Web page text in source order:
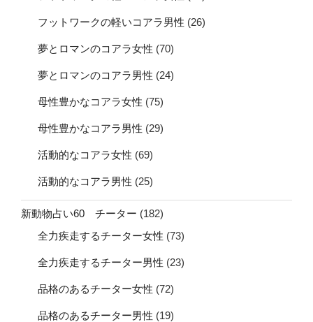
フットワークの軽いコアラ男性 (26)
夢とロマンのコアラ女性 (70)
夢とロマンのコアラ男性 (24)
母性豊かなコアラ女性 (75)
母性豊かなコアラ男性 (29)
活動的なコアラ女性 (69)
活動的なコアラ男性 (25)
新動物占い60 チーター (182)
全力疾走するチーター女性 (73)
全力疾走するチーター男性 (23)
品格のあるチーター女性 (72)
品格のあるチーター男性 (19)